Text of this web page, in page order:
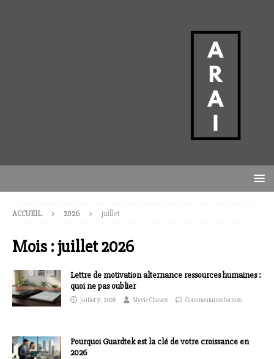
ACCUEIL 2026 juillet
Mois :juillet 2026
Lettre de motivation alternance ressources humaines :
quoi ne pas oublier
juillet 31, 2026 Slyvie Chavez Commentaires fermés
Pourquoi Guardtek est la clé de votre croissance en
2026